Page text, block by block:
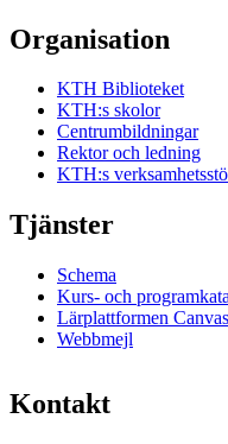
Organisation
KTH Biblioteket
KTH:s skolor
Centrumbildningar
Rektor och ledning
KTH:s
Tjänster
Schema
Kurs- och
Lärplattformen Canvas
Webbmejl
Kontakt